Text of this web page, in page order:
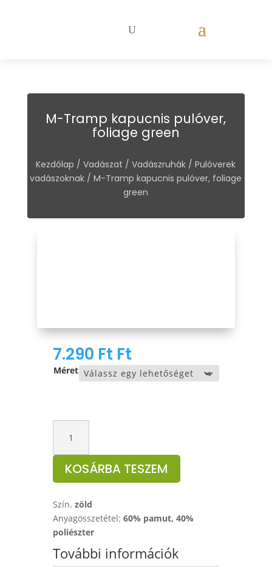
M-Tramp kapucnis pulóver,
foliage green
Kezdőlap /Vadászat /Vadászruhák /Pulóverek
vadászoknak / M-Tramp kapucnis pulóver, foliage
green
7.290 Ft Ft
Méret
Tramp
kapucnis
pulóver,
foliage
mennyiség
KOSÁRBA TESZEM
Szín. zöld
Anyagösszetétel: 60% pamut, 40%
poliészter
További információk